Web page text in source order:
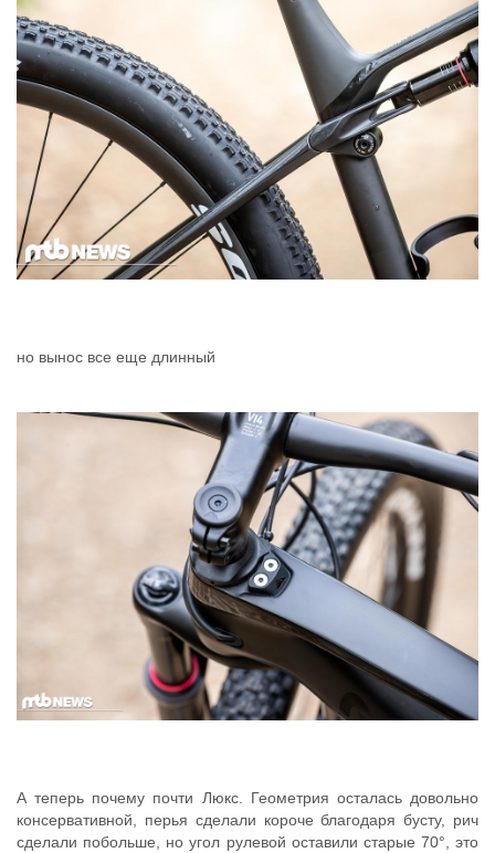
но вынос все еще длинный
А теперь почему почти Люкс. Геометрия осталась довольно
консервативной, перья сделали короче благодаря бусту, рич
сделали побольше, но угол рулевой оставили старые 70°, это